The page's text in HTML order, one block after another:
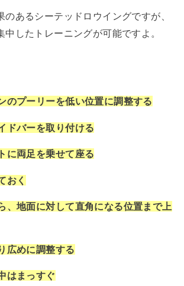
のあるシーテッドロウイングですが、
中したトレーニングが可能ですよ。
のプーリーを低い位置に調整する
ドバーを取り付ける
に両足を乗せて座る
おく
、地面に対して直角になる位置まで上
広めに調整する
はまっすぐ